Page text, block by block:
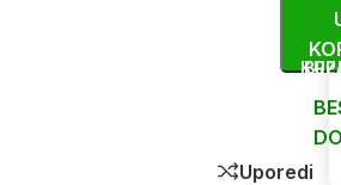
Uporedi